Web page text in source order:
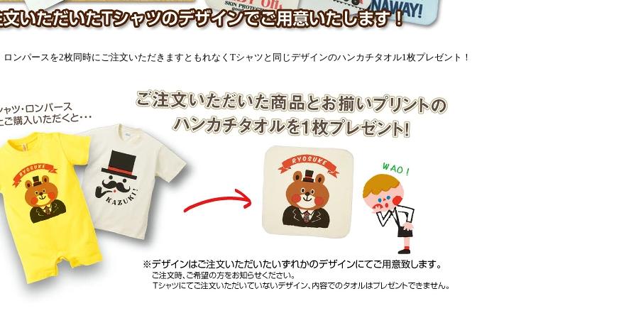
ロンパースを2枚同時にご注文いただきますともれなくTシャツと同じデザインのハンカチタオル1枚プレゼント！